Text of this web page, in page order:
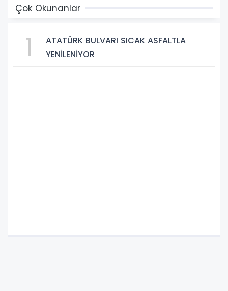
Çok Okunanlar
1
ATATÜRK BULVARI SICAK ASFALTLA
YENİLENİYOR